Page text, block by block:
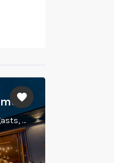
Ilzas iela 14, Priežmale, Kastuļinas pagasts, Krāslavas novads, LV 5685